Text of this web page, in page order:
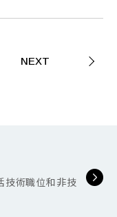
NEXT
技術職位和非技